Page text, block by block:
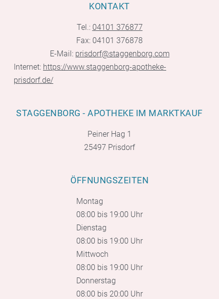
KONTAKT
Tel.: 04101 376877
Fax: 04101 376878
E-Mail: prisdorf@staggenborg.com
Internet: https://www.staggenborg-apotheke-
prisdorf.de/
STAGGENBORG - APOTHEKE IM MARKTKAUF
Peiner Hag 1
25497 Prisdorf
ÖFFNUNGSZEITEN
Montag
08:00 bis 19:00 Uhr
Dienstag
08:00 bis 19:00 Uhr
Mittwoch
08:00 bis 19:00 Uhr
Donnerstag
08:00 bis 20:00 Uhr